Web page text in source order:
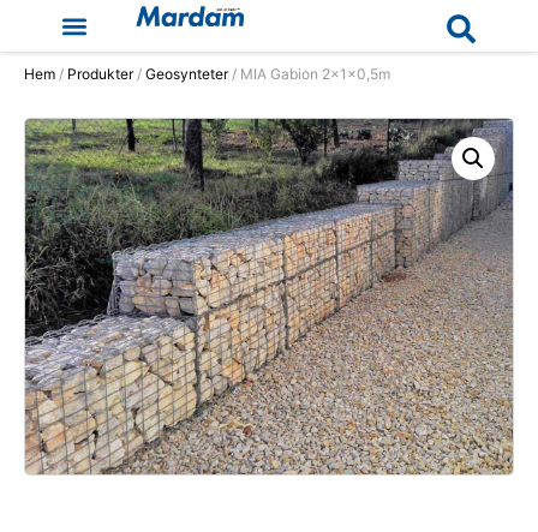
Hem / Produkter/ Geosynteter/ MIA Gabion 2x1x0,5m